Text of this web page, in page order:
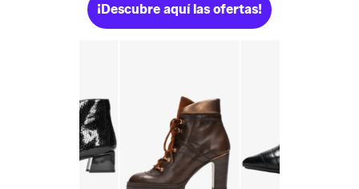
¡Descubre aquí las ofertas!